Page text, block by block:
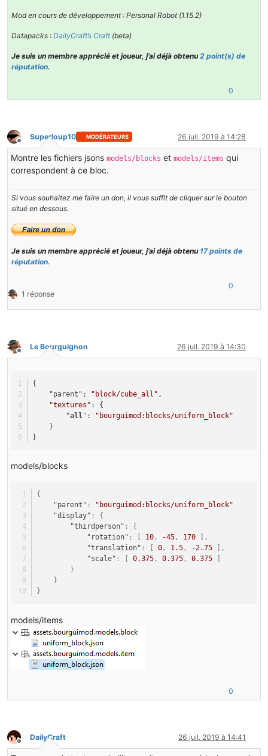
Mod en cours de développement : Personal Robot (1.15.2)
Datapacks : DailyCraft’s Craft(beta)
Je suis un membre apprécié et joueur, j’ai déjà obtenu2 point(s) de
réputation.
0
Hors-ligne
Superloup10 MODÉRATEURS 26 juil. 2019 à 14:28
Montre les fichiers jsons models/blocks et models/items qui
correspondent à ce bloc.
Si vous souhaitez me faire un don, il vous suffit de cliquer sur le bouton
situé en dessous.
Je suis un membre apprécié et joueur, j’ai déjà obtenu 17 points de
réputation.
1 réponse
0
Hors-ligne
Le Bourguignon 26 juil. 2019 à 14:30
{
    "parent":
"block/cube_all" ,
"textures" : {
        "
all ":
"bourguimod:blocks/uniform_block"
    }
}
models/blocks
{
"parent" :
"bourguimod:blocks/uniform_block"
"display" :
{
"thirdperson" :
{
"rotation" : 10, -45, 170
,
"translation" : 0, 1.5, -2.75
,
"scale" : 0.375, 0.375, 0.375
}
}
}
models/items
0
Hors-ligne
DailyCraft 26 juil. 2019 à 14:41